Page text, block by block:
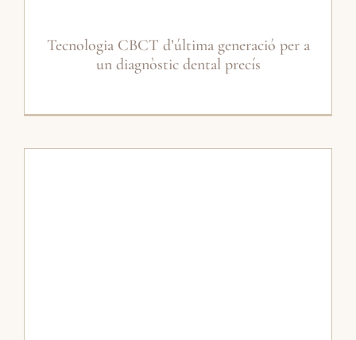
Tecnologia CBCT d’última generació per a
un diagnòstic dental precís